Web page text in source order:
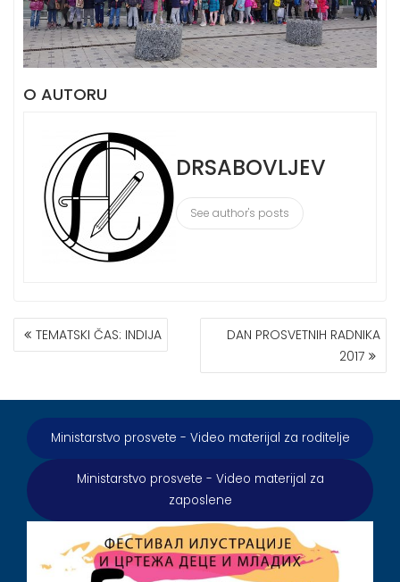
O AUTORU
DRSABOVLJEV
See author's posts
КРЕТАЊЕ
ЧЛАНКА
TEMATSKI ČAS: INDIJA
DAN PROSVETNIH RADNIKA
2017
Ministarstvo prosvete - Video materijal za roditelje
Ministarstvo prosvete - Video materijal za
zaposlene